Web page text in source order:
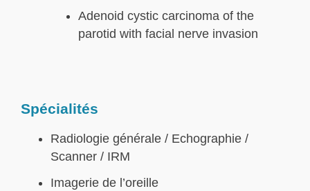
Adenoid cystic carcinoma of the
parotid with facial nerve invasion
Spécialités
Radiologie générale / Echographie /
Scanner / IRM
Imagerie de l’oreille